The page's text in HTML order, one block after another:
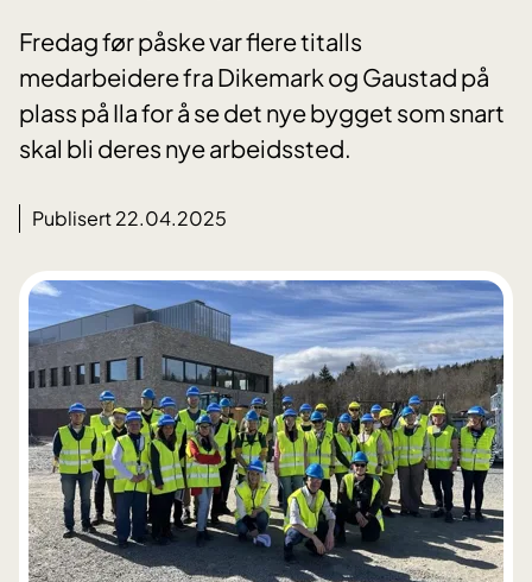
Fredag før påske var flere titalls
medarbeidere fra Dikemark og Gaustad på
plass på Ila for å se det nye bygget som snart
skal bli deres nye arbeidssted.
Publisert 22.04.2025